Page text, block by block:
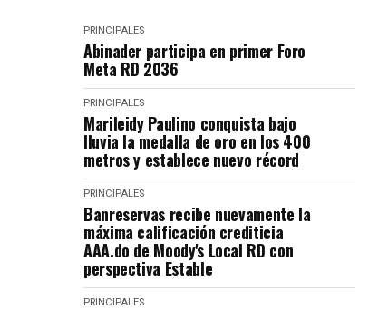
PRINCIPALES
Abinader participa en primer Foro
Meta RD 2036
PRINCIPALES
Marileidy Paulino conquista bajo
lluvia la medalla de oro en los 400
metros y establece nuevo récord
PRINCIPALES
Banreservas recibe nuevamente la
máxima calificación crediticia
AAA.do de Moody's Local RD con
perspectiva Estable
PRINCIPALES